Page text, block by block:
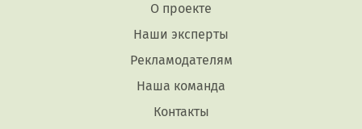
О проекте
Наши эксперты
Рекламодателям
Наша команда
Контакты